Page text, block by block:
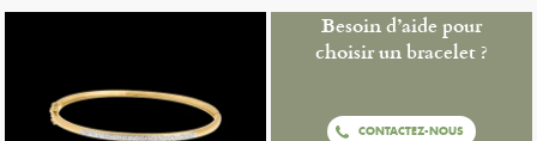
Besoin d’aide pour
choisir un bracelet ?
CONTACTEZ-NOUS